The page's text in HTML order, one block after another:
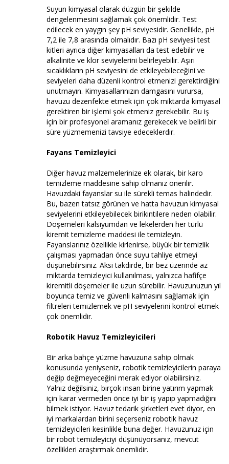
Suyun kimyasal olarak düzgün bir şekilde
dengelenmesini sağlamak çok önemlidir. Test
edilecek en yaygın şey pH seviyesidir. Genellikle, pH
7,2 ile 7,8 arasında olmalıdır. Bazı pH seviyesi test
kitleri ayrıca diğer kimyasalları da test edebilir ve
alkalinite ve klor seviyelerini belirleyebilir. Aşırı
sıcaklıkların pH seviyesini de etkileyebileceğini ve
seviyeleri daha düzenli kontrol etmenizi gerektirdiğini
unutmayın. Kimyasallarınızın damgasını vurursa,
havuzu dezenfekte etmek için çok miktarda kimyasal
gerektiren bir işlemi şok etmeniz gerekebilir. Bu iş
için bir profesyonel aramanız gerekecek ve belirli bir
süre yüzmemenizi tavsiye edeceklerdir.
Fayans Temizleyici
Diğer havuz malzemelerinize ek olarak, bir karo
temizleme maddesine sahip olmanız önerilir.
Havuzdaki fayanslar su ile sürekli temas halindedir.
Bu, bazen tatsız görünen ve hatta havuzun kimyasal
seviyelerini etkileyebilecek birikintilere neden olabilir.
Döşemeleri kalsiyumdan ve lekelerden her türlü
kiremit temizleme maddesi ile temizleyin.
Fayanslarınız özellikle kirlenirse, büyük bir temizlik
çalışması yapmadan önce suyu tahliye etmeyi
düşünebilirsiniz. Aksi takdirde, bir bez üzerinde az
miktarda temizleyici kullanılması, yalnızca hafifçe
kiremitli döşemeler ile uzun sürebilir. Havuzunuzun yıl
boyunca temiz ve güvenli kalmasını sağlamak için
filtreleri temizlemek ve pH seviyelerini kontrol etmek
çok önemlidir.
Robotik Havuz Temizleyicileri
Bir arka bahçe yüzme havuzuna sahip olmak
konusunda yeniyseniz, robotik temizleyicilerin paraya
değip değmeyeceğini merak ediyor olabilirsiniz.
Yalnız değilsiniz, birçok insan birine yatırım yapmak
için karar vermeden önce iyi bir iş yapıp yapmadığını
bilmek istiyor. Havuz tedarik şirketleri evet diyor, en
iyi markalardan birini seçerseniz robotik havuz
temizleyicileri kesinlikle buna değer. Havuzunuz için
bir robot temizleyiciyi düşünüyorsanız, mevcut
özellikleri araştırmak önemlidir.